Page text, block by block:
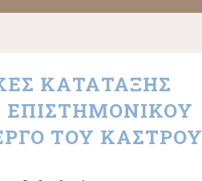
ΚΑΤΑΤΑΞΗΣ
ΕΠΙΣΤΗΜΟΝΙΚΟΥ
ΤΟΥ ΚΑΣΤΡΟΥ